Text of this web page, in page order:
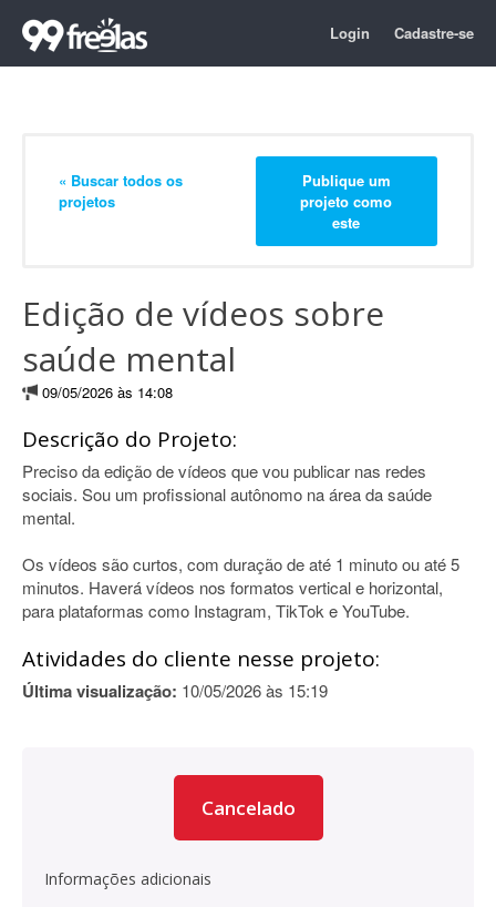
Login Cadastre-se
« Buscar todos os
projetos
Publique um
projeto como
este
Edição de vídeos sobre
saúde mental
09/05/2026 às 14:08
Descrição do Projeto:
Preciso da edição de vídeos que vou publicar nas redes
sociais. Sou um profissional autônomo na área da saúde
mental.
Os vídeos são curtos, com duração de até 1 minuto ou até 5
minutos. Haverá vídeos nos formatos vertical e horizontal,
para plataformas como Instagram, TikTok e YouTube.
Atividades do cliente nesse projeto:
Última visualização: 10/05/2026 às 15:19
Cancelado
Informações adicionais